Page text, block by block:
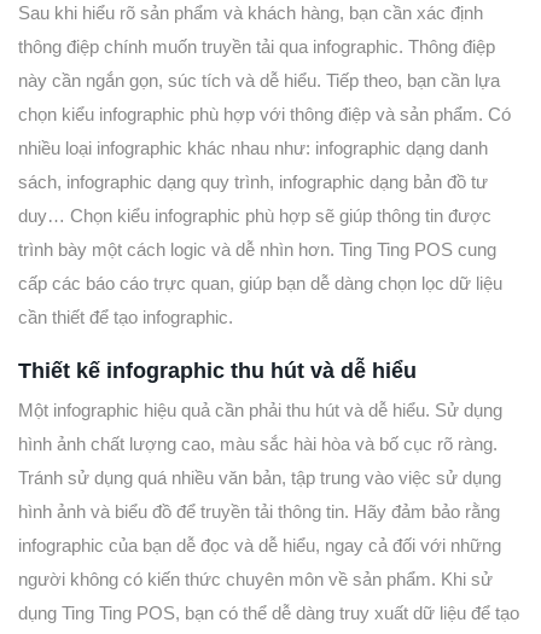
Sau khi hiểu rõ sản phẩm và khách hàng, bạn cần xác định
thông điệp chính muốn truyền tải qua infographic. Thông điệp
này cần ngắn gọn, súc tích và dễ hiểu. Tiếp theo, bạn cần lựa
chọn kiểu infographic phù hợp với thông điệp và sản phẩm. Có
nhiều loại infographic khác nhau như: infographic dạng danh
sách, infographic dạng quy trình, infographic dạng bản đồ tư
duy… Chọn kiểu infographic phù hợp sẽ giúp thông tin được
trình bày một cách logic và dễ nhìn hơn. Ting Ting POS cung
cấp các báo cáo trực quan, giúp bạn dễ dàng chọn lọc dữ liệu
cần thiết để tạo infographic.
Thiết kế infographic thu hút và dễ hiểu
Một infographic hiệu quả cần phải thu hút và dễ hiểu. Sử dụng
hình ảnh chất lượng cao, màu sắc hài hòa và bố cục rõ ràng.
Tránh sử dụng quá nhiều văn bản, tập trung vào việc sử dụng
hình ảnh và biểu đồ để truyền tải thông tin. Hãy đảm bảo rằng
infographic của bạn dễ đọc và dễ hiểu, ngay cả đối với những
người không có kiến thức chuyên môn về sản phẩm. Khi sử
dụng Ting Ting POS, bạn có thể dễ dàng truy xuất dữ liệu để tạo